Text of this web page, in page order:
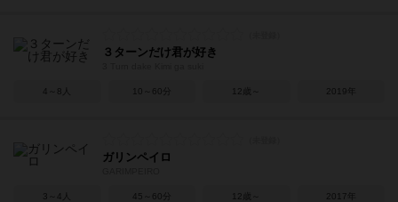
３ターンだけ君が好き
4～8人 10～60分 12歳～ 2019年
ガリンペイロ
3～4人 45～60分 12歳～ 2017年